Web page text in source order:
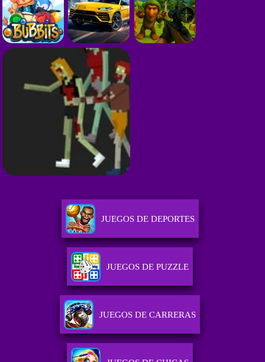
JUEGOS DE DEPORTES
JUEGOS DE PUZZLE
JUEGOS DE CARRERAS